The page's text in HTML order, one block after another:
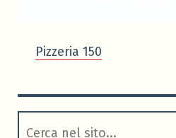
Pizzeria 150